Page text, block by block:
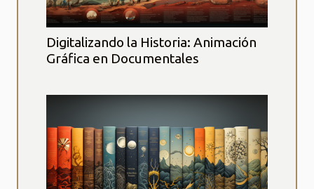
Digitalizando la Historia: Animación
Gráfica en Documentales